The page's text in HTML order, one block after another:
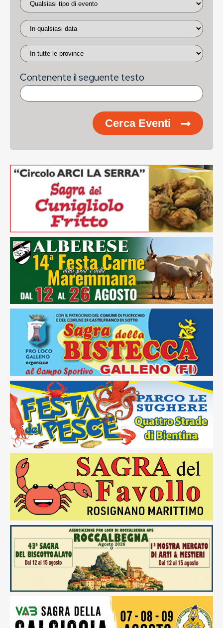
Contenente il seguente testo
Cerca Eventi